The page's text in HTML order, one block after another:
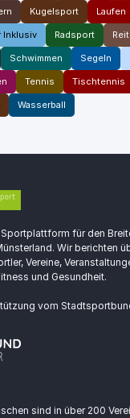
Kugelsport Laufen
Inklusiv Radsport
Schwimmen Segeln
Tennis Tischtennis
Wasserball
für den
Wir berichten
Vereine,
und Gesundheit.
vom
sind in über 200